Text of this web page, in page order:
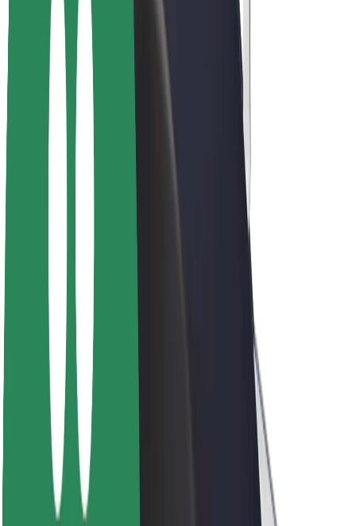
Ingresos de repartidor
Comercios de Bolt Food
Flotas
Franquicias
Empresa
Directrices de la marca
Misión
Relación con inversores
Liderazgo
Marca
Medios
Fondo Urbano
Seguridad